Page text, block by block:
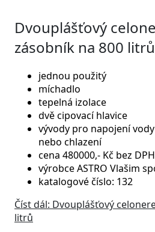
Dvouplášťový
zásobník na 800 litrů
jednou použitý
míchadlo
tepelná izolace
dvě cipovací hlavice
vývody pro napojení
nebo chlazení
cena 480000,- Kč bez DPH
výrobce ASTRO Vlašim
katalogové číslo: 132
Číst dál: Dvouplášťový
litrů